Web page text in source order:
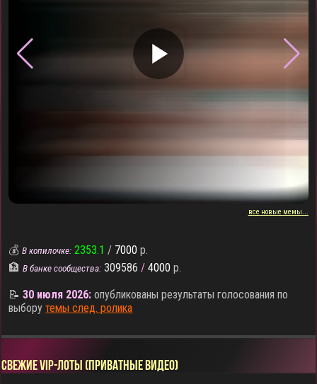
▶
все новые мемы...
💰В копилочке: 2353.1 / 7000 р.
🏦В банке сообщества: 309586 / 4000 р.
📝30 июля 2026: опубликованы результаты голосования по
выборутемы след. ролика
СВЕЖИЕ VIP-ЛОТЫ (ПРИВАТНЫЕ ВИДЕО)